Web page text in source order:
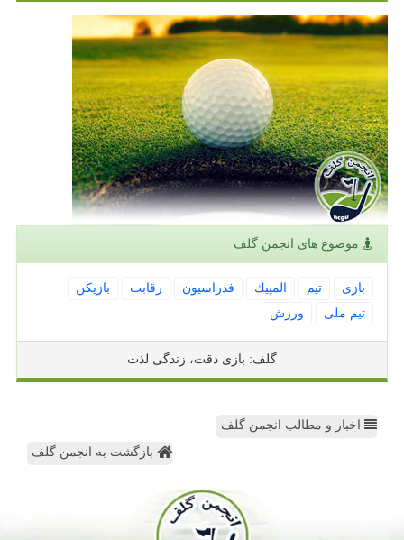
موضوع های انجمن گلف
بازی تیم المپیك فدراسیون رقابت
بازیكن
تیم ملی
ورزش
گلف: بازی دقت، زندگی لذت
اخبار و مطالب انجمن گلف
بازگشت به انجمن گلف